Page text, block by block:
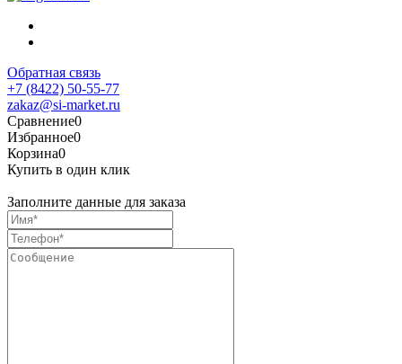
Обратная связь
+7 (8422) 50-55-77
zakaz@si-market.ru
Сравнение0
Избранное0
Корзина0
Купить в один клик
Заполните данные для заказа